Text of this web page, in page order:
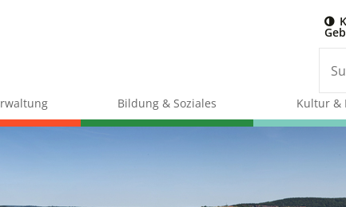
Bildung & Soziales Kultur &